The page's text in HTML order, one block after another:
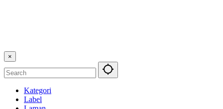
×
Kategori
Label